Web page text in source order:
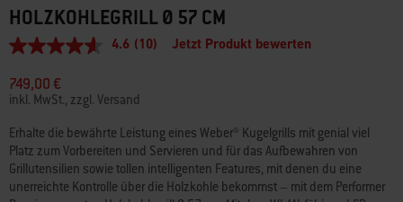
HOLZKOHLEGRILL Ø 57 CM
4.6
5
Sternen,
Durchschnittswert
der
Bewertung.
Read
10
Reviews.
Link
4.6 (10) Jetzt Produkt bewerten
749,00 €
inkl. MwSt., zzgl. Versand
Erhalte die bewährte Leistung eines Weber® Kugelgrills mit genial viel
Platz zum Vorbereiten und Servieren und für das Aufbewahren von
Grillutensilien sowie tollen intelligenten Features, mit denen du eine
unerreichte Kontrolle über die Holzkohle bekommst – mit dem Performer